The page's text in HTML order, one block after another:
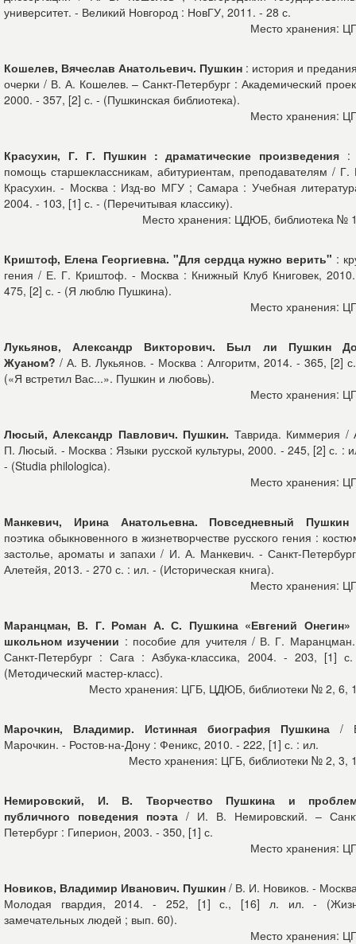
университет. - Великий Новгород : НовГУ, 2011. - 28 с.
Место хранения:
Кошелев, Вячеслав Анатольевич. Пушкин : история и
очерки / В. А. Кошелев. – Санкт-Петербург : Академический
2000. - 357, [2] с. - (Пушкинская библиотека).
Место хранения:
Красухин, Г. Г. Пушкин : драматические произведения :
помощь старшеклассникам, абитуриентам, преподавателям / Г.
Красухин. - Москва : Изд-во МГУ ; Самара : Учебная
2004. - 103, [1] с. - (Перечитывая классику).
Место хранения: ЦДЮБ, библиотека №
Криштоф, Елена Георгиевна. "Для сердца нужно верить" :
гения / Е. Г. Криштоф. - Москва : Книжный Клуб Книговек,
475, [2] с. - (Я люблю Пушкина).
Место хранения:
Лукьянов, Александр Викторович. Был ли Пушкин
Жуаном? / А. В. Лукьянов. - Москва : Алгоритм, 2014. - 365, [2]
(«Я встретил Вас...». Пушкин и любовь).
Место хранения:
Люсый, Александр Павлович. Пушкин. Таврида. Киммерия /
П. Люсый. - Москва : Языки русской культуры, 2000. - 245, [2] с. :
- (Studia philologica).
Место хранения:
Манкевич, Ирина Анатольевна. Повседневный
поэтика обыкновенного в жизнетворчестве русского гения :
застолье, ароматы и запахи / И. А. Манкевич. - Санкт-
Алетейя, 2013. - 270 с. : ил. - (Историческая книга).
Место хранения:
Маранцман, В. Г. Роман А. С. Пушкина «Евгений Онегин»
школьном изучении : пособие для учителя / В. Г.
Санкт-Петербург : Сага : Азбука-классика, 2004. - 203, [1]
(Методический мастер-класс).
Место хранения: ЦГБ, ЦДЮБ, библиотеки № 2, 6,
Марочкин, Владимир. Истинная биография Пушкина /
Марочкин. - Ростов-на-Дону : Феникс, 2010. - 222, [1] с. : ил.
Место хранения: ЦГБ, библиотеки № 2, 3,
Немировский, И. В. Творчество Пушкина и
публичного поведения поэта / И. В. Немировский. –
Петербург : Гиперион, 2003. - 350, [1] с.
Место хранения:
Новиков, Владимир Иванович. Пушкин / В. И. Новиков. -
Молодая гвардия, 2014. - 252, [1] с., [16] л. ил. -
замечательных людей ; вып. 60).
Место хранения: